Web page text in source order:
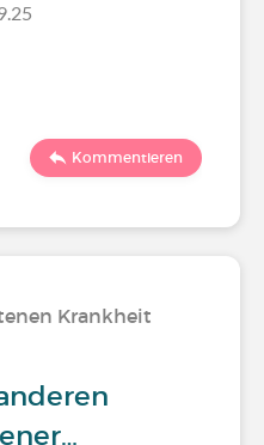
Kommentieren
Krankheit